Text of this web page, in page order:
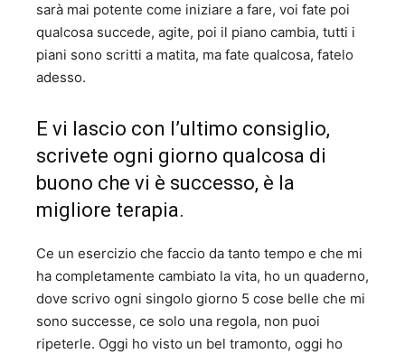
sarà mai potente come iniziare a fare, voi fate poi
qualcosa succede, agite, poi il piano cambia, tutti i
piani sono scritti a matita, ma fate qualcosa, fatelo
adesso.
E vi lascio con l’ultimo consiglio,
scrivete ogni giorno qualcosa di
buono che vi è successo, è la
migliore terapia.
Ce un esercizio che faccio da tanto tempo e che mi
ha completamente cambiato la vita, ho un quaderno,
dove scrivo ogni singolo giorno 5 cose belle che mi
sono successe, ce solo una regola, non puoi
ripeterle. Oggi ho visto un bel tramonto, oggi ho